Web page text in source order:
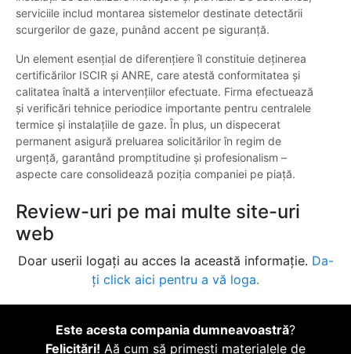
serviciile includ montarea sistemelor destinate detectării
scurgerilor de gaze, punând accent pe siguranță.
Un element esențial de diferențiere îl constituie deținerea
certificărilor ISCIR și ANRE, care atestă conformitatea și
calitatea înaltă a intervențiilor efectuate. Firma efectuează
și verificări tehnice periodice importante pentru centralele
termice și instalațiile de gaze. În plus, un dispecerat
permanent asigură preluarea solicitărilor în regim de
urgență, garantând promptitudine și profesionalism –
aspecte care consolidează poziția companiei pe piață.
Review-uri pe mai multe site-uri
web
Doar userii logați au acces la această informație. Da-
ți click aici pentru a vă loga.
Este acesta compania dumneavoastră?
Felicitări! Aă cum să primești materialele de